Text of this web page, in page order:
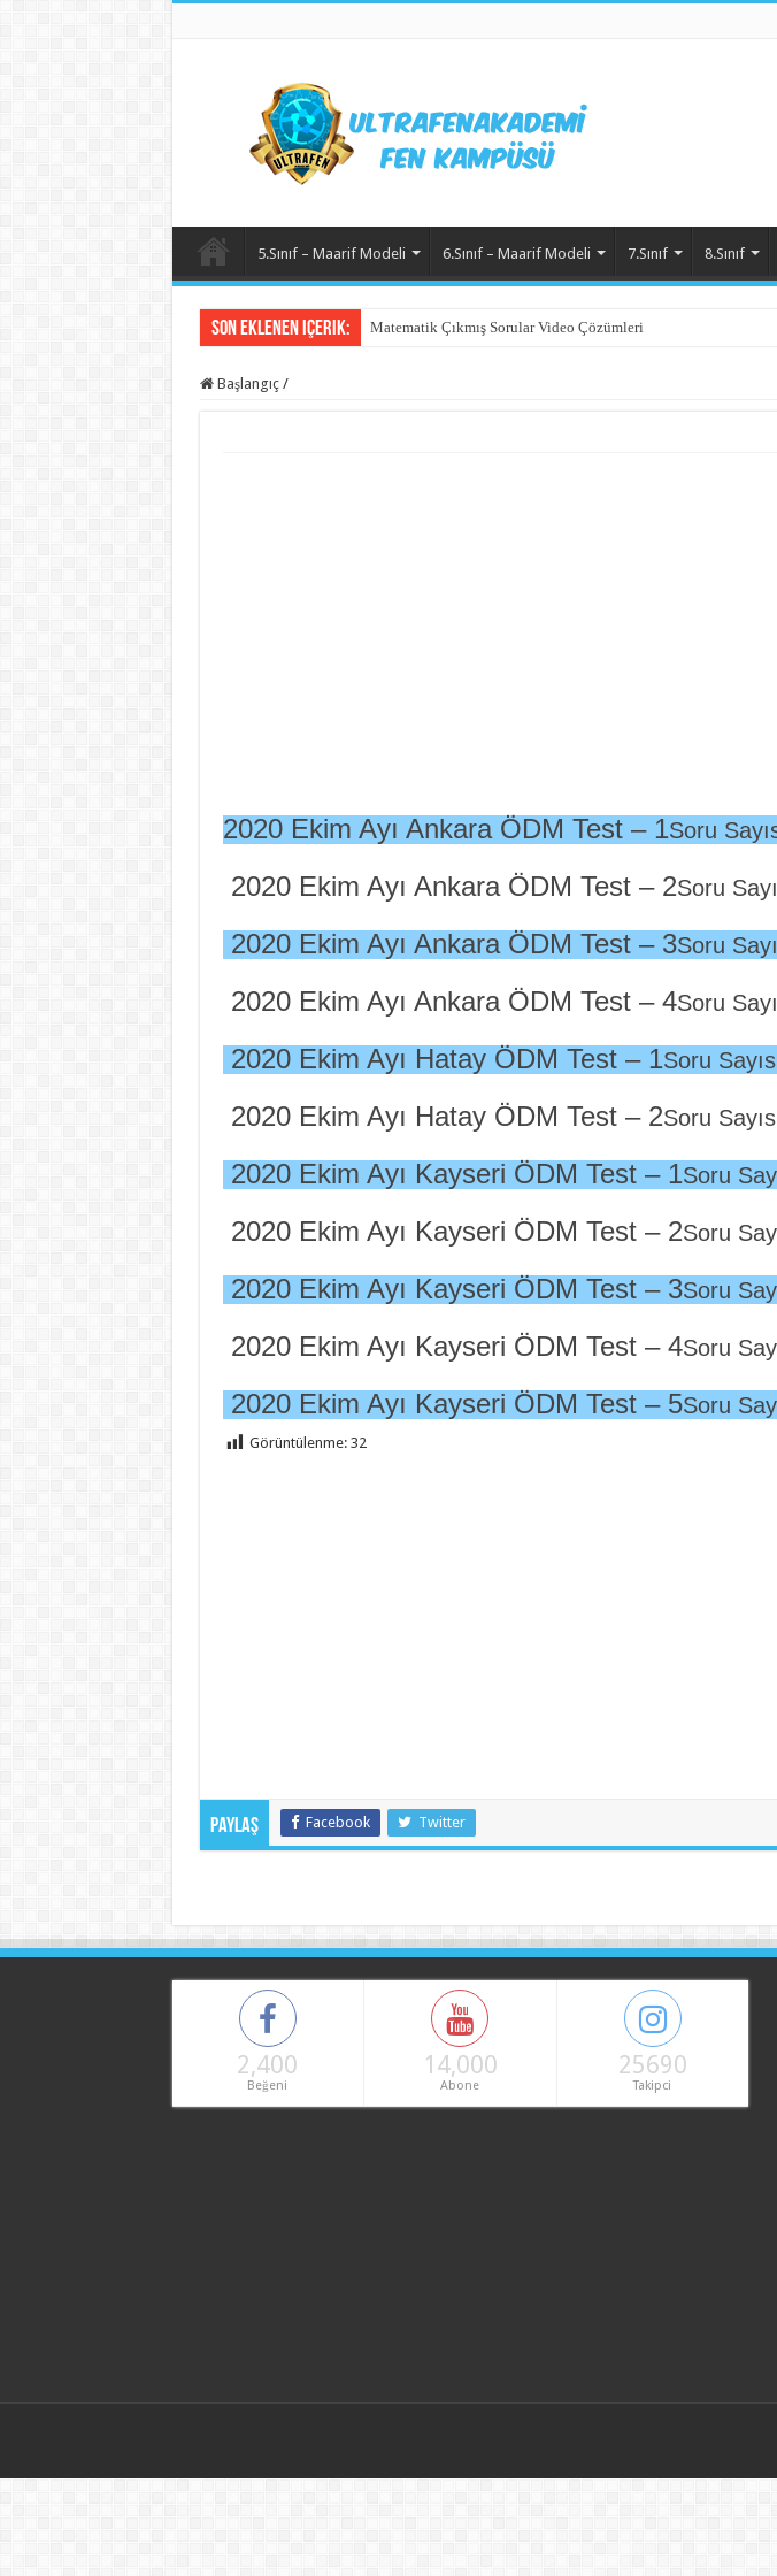
5.Sınıf – Maarif Modeli 6.Sınıf – Maarif Modeli 7.Sınıf 8.Sınıf
Son Eklenen içerik: Matematik Çıkmış Sorular Video Çözümleri
Başlangıç /
2020 Ekim Ayı Ankara ÖDM Test – 1Soru
2020 Ekim Ayı Ankara ÖDM Test – 2Soru
2020 Ekim Ayı Ankara ÖDM Test – 3Soru
2020 Ekim Ayı Ankara ÖDM Test – 4Soru
2020 Ekim Ayı Hatay ÖDM Test – 1Soru
2020 Ekim Ayı Hatay ÖDM Test – 2Soru
2020 Ekim Ayı Kayseri ÖDM Test – 1Soru
2020 Ekim Ayı Kayseri ÖDM Test – 2Soru
2020 Ekim Ayı Kayseri ÖDM Test – 3Soru
2020 Ekim Ayı Kayseri ÖDM Test – 4Soru
2020 Ekim Ayı Kayseri ÖDM Test – 5Soru
Görüntülenme: 32
Paylaş Facebook Twitter
2,400
Beğeni
14,000
Abone
25690
Takipci